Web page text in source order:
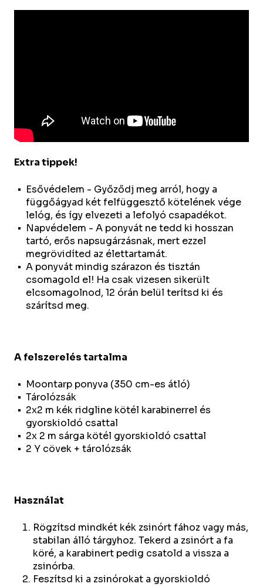
Extra tippek!
Esővédelem - Győződj meg arról, hogy a
függőágyad két felfüggesztő kötelének vége
lelóg, és így elvezeti a lefolyó csapadékot.
Napvédelem - A ponyvát ne tedd ki hosszan
tartó, erős napsugárzásnak, mert ezzel
megrövidíted az élettartamát.
A ponyvát mindig szárazon és tisztán
csomagold el! Ha csak vizesen sikerült
elcsomagolnod, 12 órán belül terítsd ki és
szárítsd meg.
A felszerelés tartalma
Moontarp ponyva (350 cm-es átló)
Tárolózsák
2x2 m kék ridgline kötél karabinerrel és
gyorskioldó csattal
2x 2 m sárga kötél gyorskioldó csattal
2 Y cövek + tárolózsák
Használat
Rögzítsd mindkét kék zsinórt fához vagy más,
stabilan álló tárgyhoz. Tekerd a zsinórt a fa
köré, a karabinert pedig csatold a vissza a
zsinórba.
Feszítsd ki a zsinórokat a gyorskioldó